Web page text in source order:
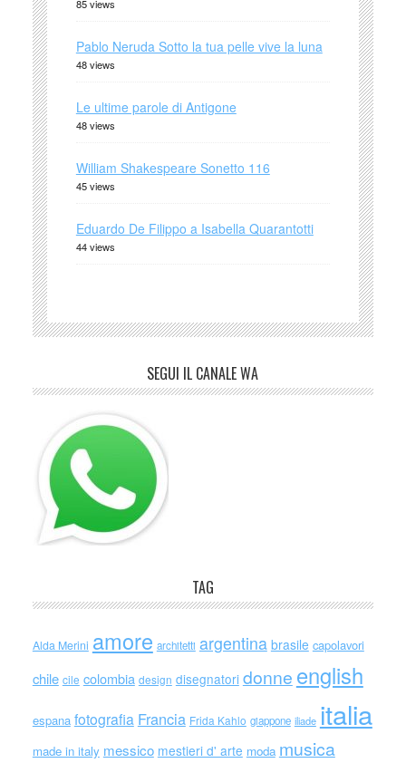
85 views
Pablo Neruda Sotto la tua pelle vive la luna
48 views
Le ultime parole di Antigone
48 views
William Shakespeare Sonetto 116
45 views
Eduardo De Filippo a Isabella Quarantotti
44 views
SEGUI IL CANALE WA
TAG
Alda Merini amore architetti argentina brasile capolavori
chile cile colombia design disegnatori donne english
espana fotografia Francia Frida Kahlo giappone iliade italia
made in italy messico mestieri d' arte moda musica